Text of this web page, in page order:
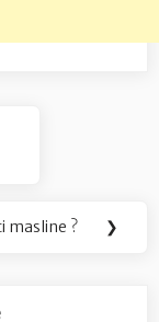
masline ? ❯